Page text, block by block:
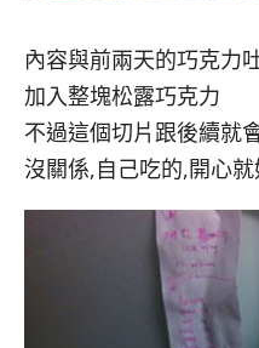
內容與前兩天的巧克力
加入整塊松露巧克力
不過這個切片跟後續就
沒關係,自己吃的,開心就